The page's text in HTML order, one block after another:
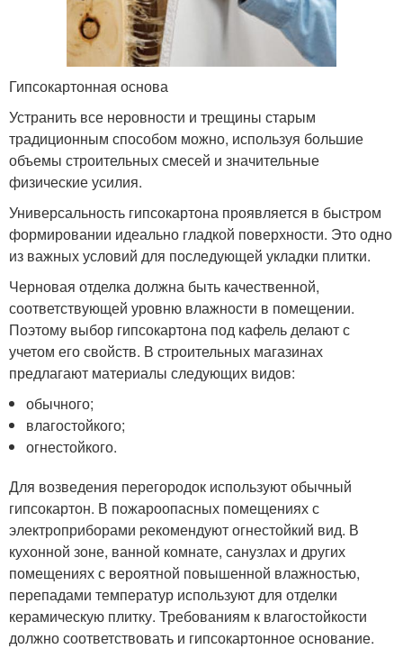
Гипсокартонная основа
Устранить все неровности и трещины старым
традиционным способом можно, используя большие
объемы строительных смесей и значительные
физические усилия.
Универсальность гипсокартона проявляется в быстром
формировании идеально гладкой поверхности. Это одно
из важных условий для последующей укладки плитки.
Черновая отделка должна быть качественной,
соответствующей уровню влажности в помещении.
Поэтому выбор гипсокартона под кафель делают с
учетом его свойств. В строительных магазинах
предлагают материалы следующих видов:
обычного;
влагостойкого;
огнестойкого.
Для возведения перегородок используют обычный
гипсокартон. В пожароопасных помещениях с
электроприборами рекомендуют огнестойкий вид. В
кухонной зоне, ванной комнате, санузлах и других
помещениях с вероятной повышенной влажностью,
перепадами температур используют для отделки
керамическую плитку. Требованиям к влагостойкости
должно соответствовать и гипсокартонное основание.